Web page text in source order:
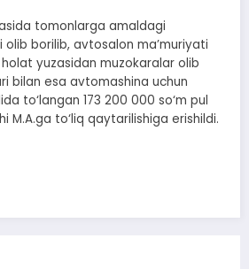
tomonlarga amaldagi
olib borilib, avtosalon ma’muriyati
yuzasidan muzokaralar olib
bilan esa avtomashina uchun
to‘langan 173 200 000 so‘m pul
M.A.ga to‘liq qaytarilishiga erishildi.